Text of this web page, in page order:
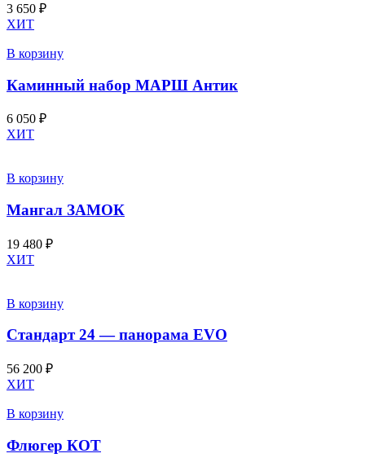
3 650 ₽
ХИТ
В корзину
Каминный набор МАРШ Антик
6 050 ₽
ХИТ
В корзину
Мангал ЗАМОК
19 480 ₽
ХИТ
В корзину
Стандарт 24 — панорама EVO
56 200 ₽
ХИТ
В корзину
Флюгер КОТ